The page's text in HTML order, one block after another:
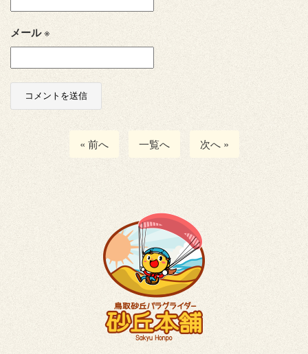
メール※
« 前へ 一覧へ 次へ »